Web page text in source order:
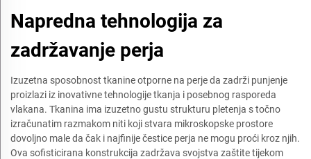
Napredna tehnologija za
zadržavanje perja
Izuzetna sposobnost tkanine otporne na perje da zadrži punjenje
proizlazi iz inovativne tehnologije tkanja i posebnog rasporeda
vlakana. Tkanina ima izuzetno gustu strukturu pletenja s točno
izračunatim razmakom niti koji stvara mikroskopske prostore
dovoljno male da čak i najfinije čestice perja ne mogu proći kroz njih.
Ova sofisticirana konstrukcija zadržava svojstva zaštite tijekom